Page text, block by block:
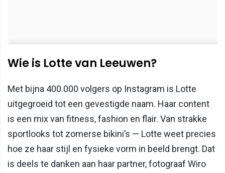
Wie is Lotte van Leeuwen?
Met bijna 400.000 volgers op Instagram is Lotte
uitgegroeid tot een gevestigde naam. Haar content
is een mix van fitness, fashion en flair. Van strakke
sportlooks tot zomerse bikini’s — Lotte weet precies
hoe ze haar stijl en fysieke vorm in beeld brengt. Dat
is deels te danken aan haar partner, fotograaf Wiro